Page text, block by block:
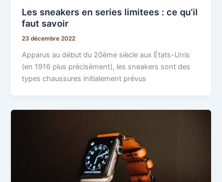
Les sneakers en series limitees : ce qu’il
faut savoir
23 décembre 2022
Apparus au début du 20ème siècle aux États-Unis
(en 1916 plus précisément), les sneakers sont des
types chaussures initialement prévus